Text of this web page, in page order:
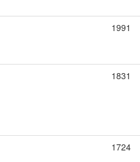
1991
1831
1724